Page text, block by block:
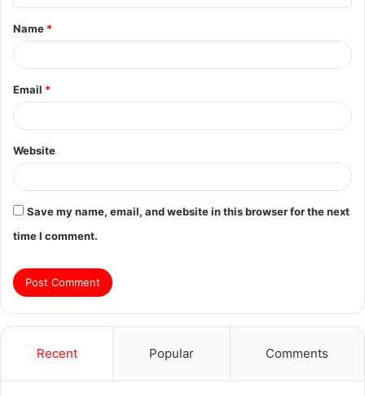
t
*
Name *
Email *
Website
Save my name, email, and website in this browser for the next
time I comment.
Recent Popular Comments